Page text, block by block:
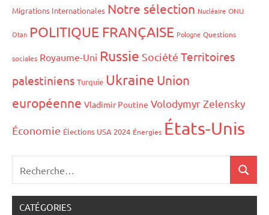
Migrations Internationales Notre sélection Nucléaire ONU
Otan POLITIQUE FRANÇAISE Pologne Questions
sociales Royaume-Uni Russie Société Territoires
palestiniens Turquie Ukraine Union
européenne Vladimir Poutine Volodymyr Zelensky
Économie Élections USA 2024 Énergies États-Unis
CATÉGORIES